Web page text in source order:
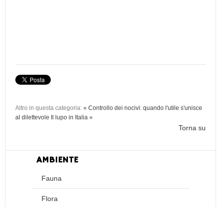
Altro in questa categoria: « Controllo dei nocivi: quando l'utile s'unisce
al dilettevole Il lupo in Italia »
Torna su
AMBIENTE
Fauna
Flora